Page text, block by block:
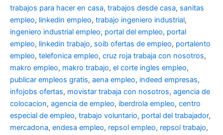
trabajos para hacer en casa, trabajos desde casa, sanitas
empleo, linkedin empleo, trabajo ingeniero industrial,
ingeniero industrial empleo, portal del empleo, portal
empleo, linkedin trabajo, soib ofertas de empleo, portalento
empleo, telefonica empleo, cruz roja trabaja con nosotros,
makro empleo, makro trabajo, el corte ingles empleo,
publicar empleos gratis, aena empleo, indeed empresas,
infojobs ofertas, movistar trabaja con nosotros, agencia de
colocacion, agencia de empleo, iberdrola empleo, centro
especial de empleo, trabajo voluntario, portal del trabajador,
mercadona, endesa empleo, repsol empleo, repsol trabajo,